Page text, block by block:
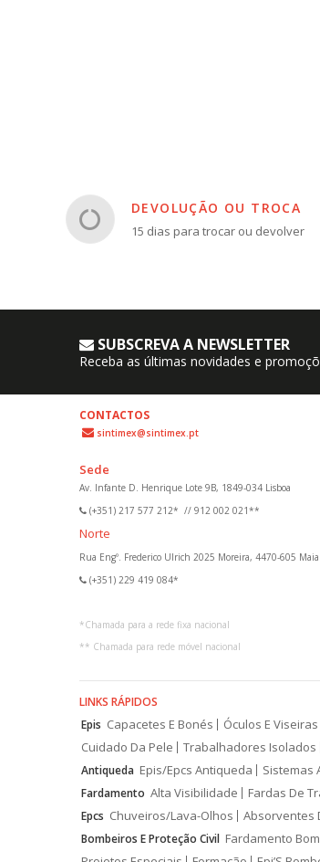
DEVOLUÇÃO OU TROCA
15 dias para trocar ou devolver
SUBSCREVA A NEWSLETTER
Receba as últimas novidades e
CONTACTOS
sintimex@sintimex.pt
Sede
Av. Infante D. Henrique Lote 9B, 1849-034 Lisboa
(+351) 217 577 212* // 912 002 021**
Norte
Rua Engº. Frederico Ulrich 2025 Moreira, 4470-605 Maia
(+351) 229 419 084*
*Chamada para a rede fixa nacional
** Chamada para rede móvel nacional
LINKS RÁPIDOS
Epis Capacetes E Bonés Óculos E Viseiras
Cuidado Da Pele
Trabalhadores Isolados
Antiqueda Epis/Epcs Antiqueda Sistemas
Fardamento Alta Visibilidade Fardas De
Epcs Chuveiros/Lava-Olhos Absorventes
Bombeiros E Proteção Civil Fardamento